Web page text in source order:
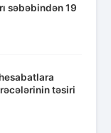
səbəbindən 19
təsiri